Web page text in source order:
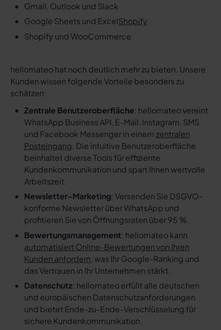
Gmail, Outlook und Slack
Google Sheets und ExcelShopify
Shopify und WooCommerce
hellomateo hat noch deutlich mehr zu bieten. Unsere
Kunden wissen folgende Vorteile besonders zu
schätzen:
Zentrale Benutzeroberfläche: hellomateo vereint
WhatsApp Business API, E-Mail, Instagram, SMS
und Facebook Messenger in einem zentralen
Posteingang. Die intuitive Benutzeroberfläche
beinhaltet diverse Tools für effiziente
Kundenkommunikation und spart Ihnen wertvolle
Arbeitszeit.
Newsletter-Marketing: Versenden Sie DSGVO-
konforme Newsletter über WhatsApp und
profitieren Sie von Öffnungsraten über 95 %.
Bewertungsmanagement: hellomateo kann
automatisiert Online-Bewertungen von Ihren
Kunden anfordern, was Ihr Google-Ranking und
das Vertrauen in Ihr Unternehmen stärkt.
Datenschutz: hellomateo erfüllt alle deutschen
und europäischen Datenschutzanforderungen
und bietet Ende-zu-Ende-Verschlüsselung für
sichere Kundenkommunikation.